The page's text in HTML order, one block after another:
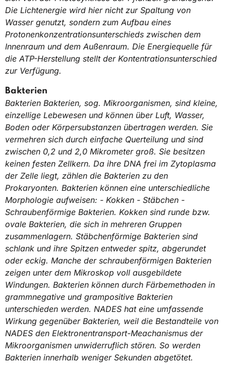
Die Lichtenergie wird hier nicht zur Spaltung von
Wasser genutzt, sondern zum Aufbau eines
Protonenkonzentrationsunterschieds zwischen dem
Innenraum und dem Außenraum. Die Energiequelle für
die ATP-Herstellung stellt der Kontentrationsunterschied
zur Verfügung.
Bakterien
Bakterien Bakterien, sog. Mikroorganismen, sind kleine,
einzellige Lebewesen und können über Luft, Wasser,
Boden oder Körpersubstanzen übertragen werden. Sie
vermehren sich durch einfache Querteilung und sind
zwischen 0,2 und 2,0 Mikrometer groß. Sie besitzen
keinen festen Zellkern. Da ihre DNA frei im Zytoplasma
der Zelle liegt, zählen die Bakterien zu den
Prokaryonten. Bakterien können eine unterschiedliche
Morphologie aufweisen: - Kokken - Stäbchen -
Schraubenförmige Bakterien. Kokken sind runde bzw.
ovale Bakterien, die sich in mehreren Gruppen
zusammenlagern. Stäbchenförmige Bakterien sind
schlank und ihre Spitzen entweder spitz, abgerundet
oder eckig. Manche der schraubenförmigen Bakterien
zeigen unter dem Mikroskop voll ausgebildete
Windungen. Bakterien können durch Färbemethoden in
grammnegative und grampositive Bakterien
unterschieden werden. NADES hat eine umfassende
Wirkung gegenüber Bakterien, weil die Bestandteile von
NADES den Elektronentransport-Meachanismus der
Mikroorganismen unwiderruflich stören. So werden
Bakterien innerhalb weniger Sekunden abgetötet.